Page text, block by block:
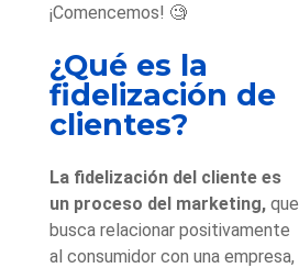
¡Comencemos! 🧐
¿Qué es la
fidelización de
clientes?
La fidelización del cliente es
un proceso del marketing, que
busca relacionar positivamente
al consumidor con una empresa,